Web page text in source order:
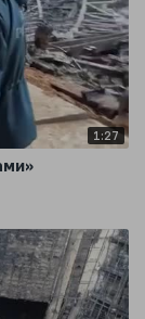
1:27